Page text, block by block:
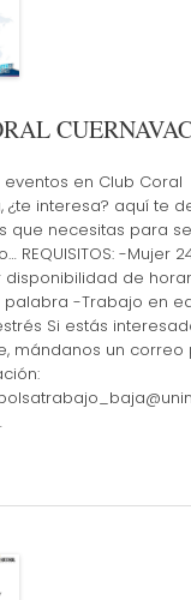
en Club Coral
¿te interesa? aquí te
que necesitas para
REQUISITOS: -Mujer
disponibilidad de
palabra -Trabajo en
Si estás
mándanos un correo